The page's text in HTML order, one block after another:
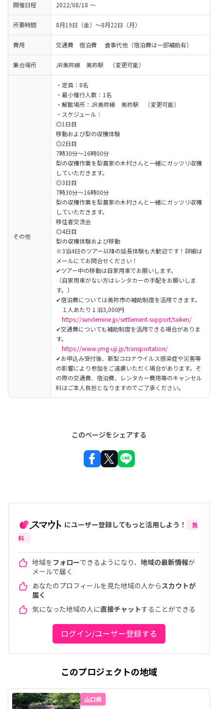
開催日程 2022/08/18 〜
所要時間 8月19日（金）〜8月22日（月）
費用 交通費　宿泊費 　食事代他（宿泊費は一部補助有）
集合場所 JR美祢線　美祢駅　（変更可能）
その他
・定員：8名
・最小催行人数：1名
・解散場所：JR美祢線　美祢駅　（変更可能）
・スケジュール：
◎1日目
移動および梨の収穫体験
◎2日目
7時30分〜16時00分
梨の収穫作業を梨農家の木村さんと一緒にガッツリ収穫
していただきます。
◎3日目
7時30分〜16時00分
梨の収穫作業を梨農家の木村さんと一緒にガッツリ収穫
していただきます。
移住者交流会
◎4日目
梨の収穫体験および移動
※3泊4日のツアー以降の延長体験も大歓迎です！詳細は
メールにてお問合せください！
✔ツアー中の移動は自家用車でお願いします。
（自家用車がない方はレンタカーの手配をお願いしま
す。）
✔宿泊費については美祢市の補助制度を活用できます。
１人あたり１泊3,000円
https://sundemine.jp/settlement-support/taiken/
✔交通費についても補助制度を活用できる場合がありま
す。
https://www.ymg-uji.jp/transportation/
✔お申込み受付後、新型コロナウイルス感染症や災害等
の影響により参加をご遠慮いただく場合があります。そ
の際の交通費、宿泊費、レンタカー費用等のキャンセル
料はご本人負担となりますのでご了承ください。
このページをシェアする
にユーザー登録してもっと活用しよう！
無
料
地域をフォローできるようになり、 地域の最新情報が
メールで届く
あなたのプロフィールを見た地域の人から スカウトが
届く
気になった地域の人に直接チャットすることができる
ログイン/ユーザー登録する
このプロジェクトの地域
山口県